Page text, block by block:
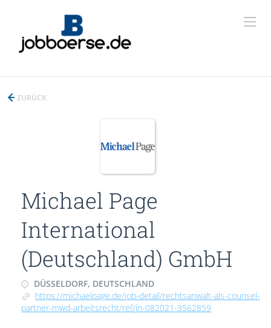
ZURÜCK
Michael Page
International
(Deutschland) GmbH
DÜSSELDORF, DEUTSCHLAND
https://michaelpage.de/job-detail/rechtsanwalt-als-counsel-
partner-mwd-arbeitsrecht/ref/jn-082021-3562859